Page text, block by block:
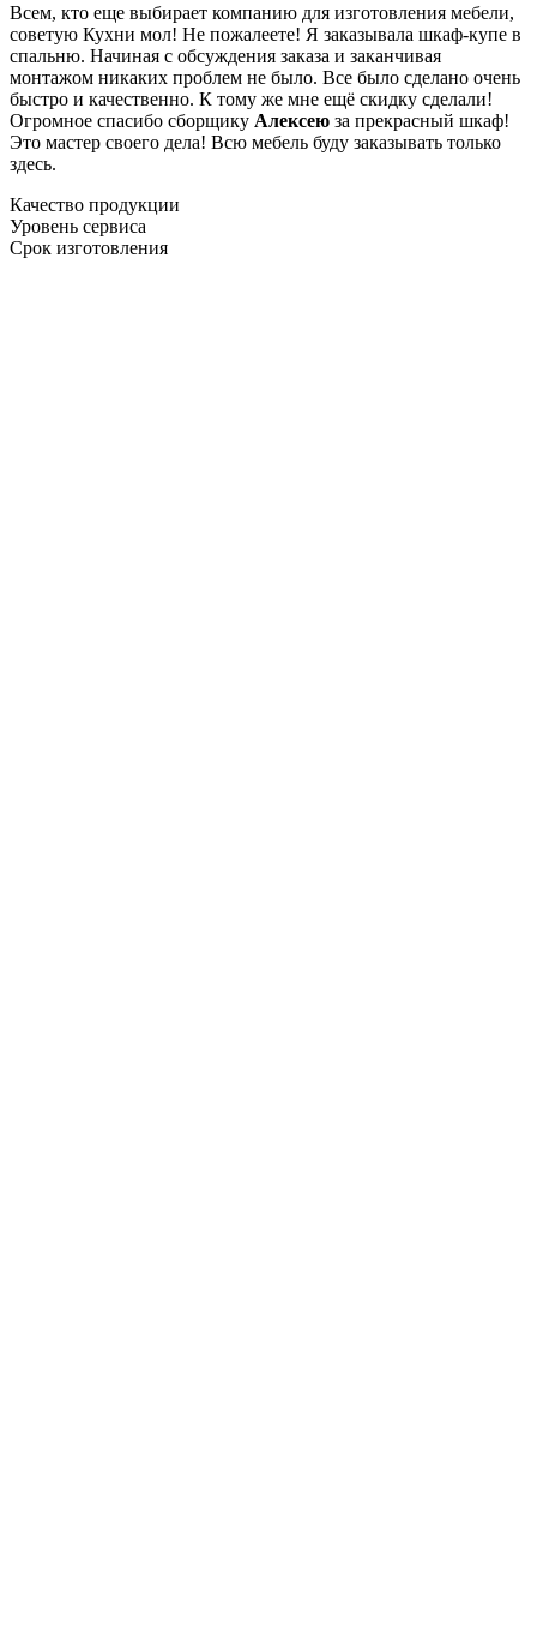
Всем, кто еще выбирает компанию для изготовления мебели,
советую Кухни мол! Не пожалеете! Я заказывала шкаф-купе в
спальню. Начиная с обсуждения заказа и заканчивая
монтажом никаких проблем не было. Все было сделано очень
быстро и качественно. К тому же мне ещё скидку сделали!
Огромное спасибо сборщику Алексею за прекрасный шкаф!
Это мастер своего дела! Всю мебель буду заказывать только
здесь.
Качество продукции
Уровень сервиса
Срок изготовления